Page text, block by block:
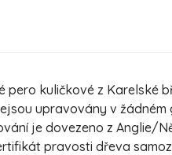
pero kuličkové z Karelské
upravovány v
je dovezeno z Anglie/
pravosti dřeva